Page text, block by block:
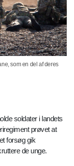
som en del af deres
soldater i landets
prøvet at
forsøg gik
de unge.